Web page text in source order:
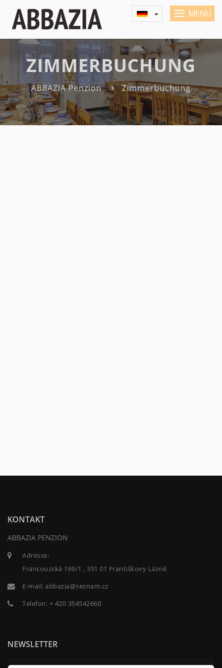
MENU
ZIMMERBUCHUNG
ABBAZIA Penzion Zimmerbuchung
KONTAKT
ABBAZIA PENZION
Adresse:
Francouzská 169/1 , 351 01 Františkovy Lázně
E-mail: abbazia@seznam.cz
Telefon: + 420 354542660
NEWSLETTER